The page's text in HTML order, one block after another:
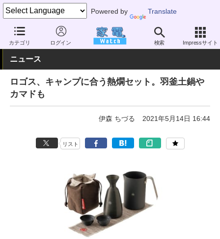
Powered by Translate
カテゴリ ログイン 検索 Impressサイト
家電 Watch その他・家電 アウトドア キャンプ
ニュース
ロゴス、キャンプに合う熱燗セット。羽釜土鍋や
カマドも
伊森 ちづる 2021年5月14日 16:44
リスト